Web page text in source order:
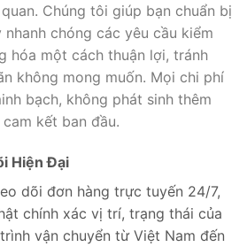
Chúng tôi giúp bạn chuẩn bị
chóng các yêu cầu kiểm
hóa một cách thuận lợi, tránh
không mong muốn. Mọi chi phí
bạch, không phát sinh thêm
kết ban đầu.
Hiện Đại
dõi đơn hàng trực tuyến 24/7,
chính xác vị trí, trạng thái của
vận chuyển từ Việt Nam đến